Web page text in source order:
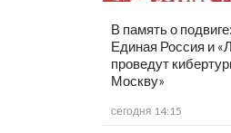
В память о
Единая Россия и
проведут
Москву»
сегодня 14:15